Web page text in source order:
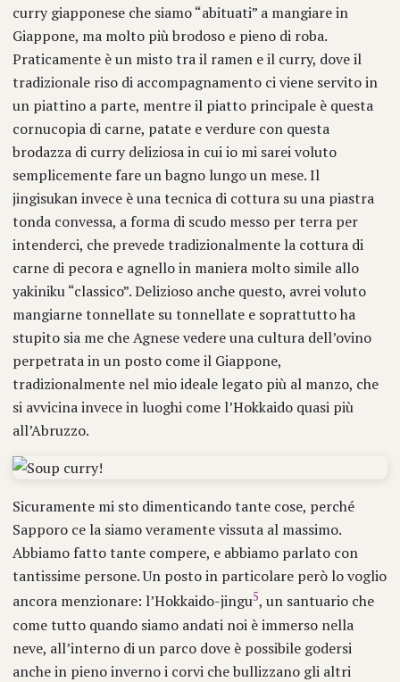
curry giapponese che siamo “abituati” a mangiare in
Giappone, ma molto più brodoso e pieno di roba.
Praticamente è un misto tra il ramen e il curry, dove il
tradizionale riso di accompagnamento ci viene servito in
un piattino a parte, mentre il piatto principale è questa
cornucopia di carne, patate e verdure con questa
brodazza di curry deliziosa in cui io mi sarei voluto
semplicemente fare un bagno lungo un mese. Il
jingisukan invece è una tecnica di cottura su una piastra
tonda convessa, a forma di scudo messo per terra per
intenderci, che prevede tradizionalmente la cottura di
carne di pecora e agnello in maniera molto simile allo
yakiniku “classico”. Delizioso anche questo, avrei voluto
mangiarne tonnellate su tonnellate e soprattutto ha
stupito sia me che Agnese vedere una cultura dell’ovino
perpetrata in un posto come il Giappone,
tradizionalmente nel mio ideale legato più al manzo, che
si avvicina invece in luoghi come l’Hokkaido quasi più
all’Abruzzo.
Sicuramente mi sto dimenticando tante cose, perché
Sapporo ce la siamo veramente vissuta al massimo.
Abbiamo fatto tante compere, e abbiamo parlato con
tantissime persone. Un posto in particolare però lo voglio
ancora menzionare: l’Hokkaido-jingu5, un santuario che
come tutto quando siamo andati noi è immerso nella
neve, all’interno di un parco dove è possibile godersi
anche in pieno inverno i corvi che bullizzano gli altri